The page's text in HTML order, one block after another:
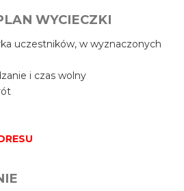
WYCIECZKI
uczestników, w wyznaczonych
i czas wolny